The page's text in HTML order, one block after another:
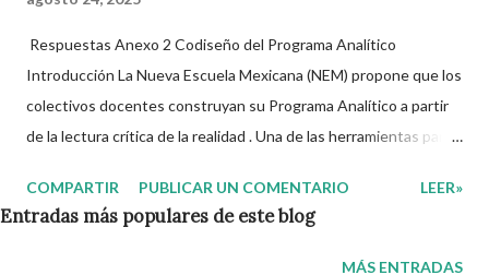
Respuestas Anexo 2 Codiseño del Programa Analítico
Introducción La Nueva Escuela Mexicana (NEM) propone que los
colectivos docentes construyan su Programa Analítico a partir
de la lectura crítica de la realidad . Una de las herramientas para
procesos de aprendizaje a las necesidades reales de los
alumnos. En este artículo encontrarás un ejemplo práctico de
codiseño , basado en el trabajo de un grupo de primaria frente al
COMPARTIR PUBLICAR UN COMENTARIO LEER»
MÁS ENTRADAS
Entradas más populares de este blog